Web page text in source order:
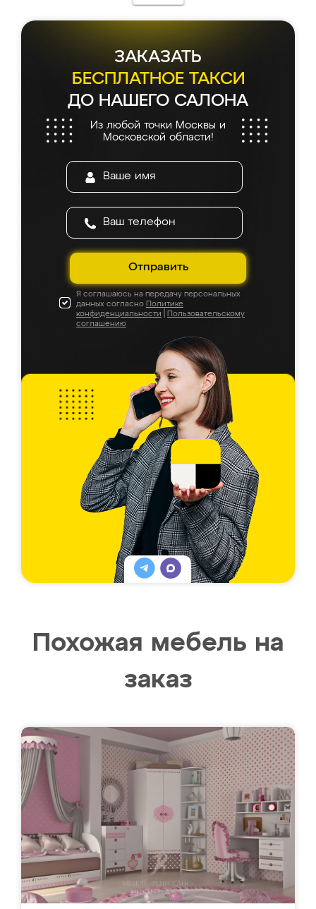
ЗАКАЗАТЬ
БЕСПЛАТНОЕ ТАКСИ
ДО НАШЕГО САЛОНА
Из любой точки Москвы и
Московской области!
Отправить
Я соглашаюсь на передачу персональных
данных согласно Политике
конфиденциальности
Пользовательскому
соглашению
Похожая мебель на
заказ